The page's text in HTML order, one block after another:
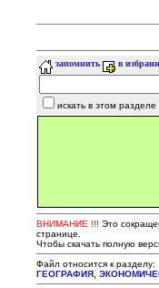
запомнить в
искать в этом разделе
ВНИМАНИЕ !!! Это
странице.
Чтобы скачать полную
Файл относится к разделу:
ГЕОГРАФИЯ,